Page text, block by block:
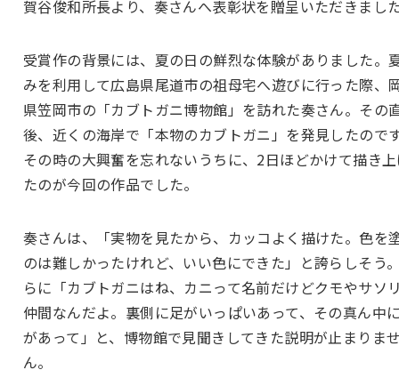
賀谷俊和所長より、奏さんへ表彰状を贈呈いただきまし
受賞作の背景には、夏の日の鮮烈な体験がありました。
みを利用して広島県尾道市の祖母宅へ遊びに行った際、
県笠岡市の「カブトガニ博物館」を訪れた奏さん。その
後、近くの海岸で「本物のカブトガニ」を発見したので
その時の大興奮を忘れないうちに、2日ほどかけて描き
たのが今回の作品でした。
奏さんは、「実物を見たから、カッコよく描けた。色を
のは難しかったけれど、いい色にできた」と誇らしそう
らに「カブトガニはね、カニって名前だけどクモやサソ
仲間なんだよ。裏側に足がいっぱいあって、その真ん中
があって」と、博物館で見聞きしてきた説明が止まりま
ん。